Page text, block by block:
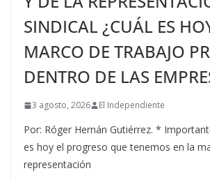
SINDICAL ¿CUÁL ES
MARCO DE TRABAJO
DENTRO DE LAS
3 agosto, 2026 El Independiente
Por: Róger Hernán Gutiérrez. *
es hoy el progreso que tenemos en la
representación